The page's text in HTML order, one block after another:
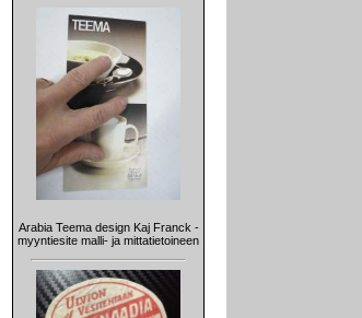
Arabia Teema design Kaj Franck -
myyntiesite malli- ja mittatietoineen